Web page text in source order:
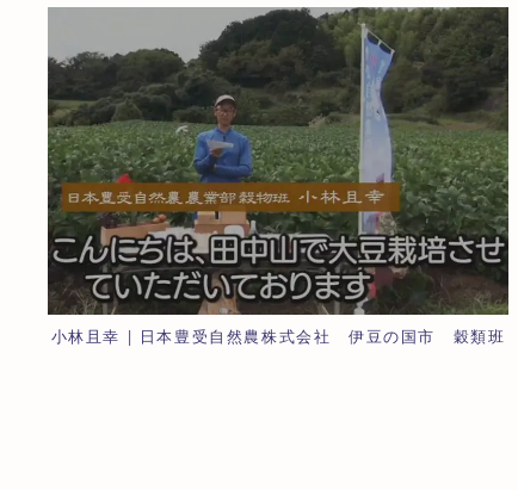
小林且幸 | 日本豊受自然農株式会社 伊豆の国市 穀類班